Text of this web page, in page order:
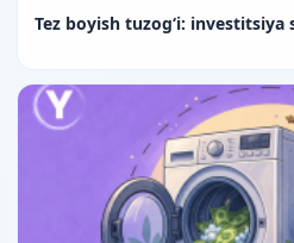
Tez boyish tuzog‘i: investitsiya